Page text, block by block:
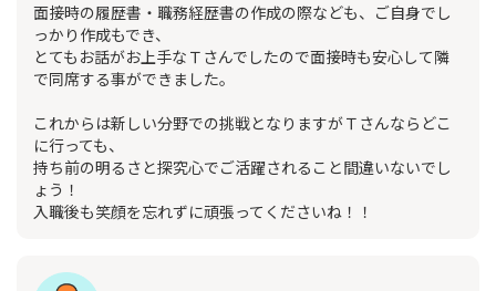
面接時の履歴書・職務経歴書の作成の際なども、ご自身でし
っかり作成もでき、
とてもお話がお上手なＴさんでしたので面接時も安心して隣
で同席する事ができました。
これからは新しい分野での挑戦となりますがＴさんならどこ
に行っても、
持ち前の明るさと探究心でご活躍されること間違いないでし
ょう！
入職後も笑顔を忘れずに頑張ってくださいね！！